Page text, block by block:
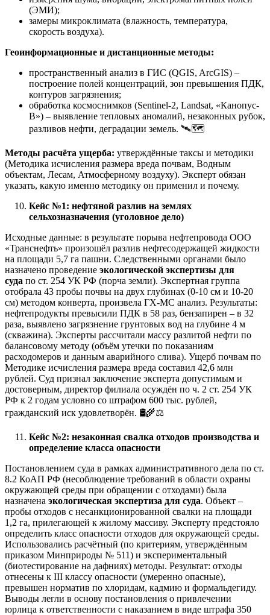
(ЭМИ);
замеры микроклимата (влажность, температура,
скорость воздуха).
Геоинформационные и дистанционные методы:
пространственный анализ в ГИС (QGIS, ArcGIS) –
построение полей концентраций, зон превышения ПДК,
контуров загрязнения;
обработка космоснимков (Sentinel-2, Landsat, «Канопус-
В») – выявление тепловых аномалий, незаконных рубок,
разливов нефти, деградации земель. 🛰️🗺️
Методы расчёта ущерба: утверждённые таксы и методики
(Методика исчисления размера вреда почвам, Водным
объектам, Лесам, Атмосферному воздуху). Эксперт обязан
указать, какую именно методику он применил и почему.
Кейс №1: нефтяной разлив на землях
сельхозназначения (уголовное дело)
Исходные данные: в результате порыва нефтепровода ООО
«Транснефть» произошёл разлив нефтесодержащей жидкости
на площади 5,7 га пашни. Следственными органами было
назначено проведение экологической экспертизы для
суда по ст. 254 УК РФ (порча земли). Экспертная группа
отобрала 43 пробы почвы на двух глубинах (0-10 см и 10-20
см) методом конверта, произвела ГХ-МС анализ. Результаты:
нефтепродукты превысили ПДК в 58 раз, бензапирен – в 32
раза, выявлено загрязнение грунтовых вод на глубине 4 м
(скважина). Эксперты рассчитали массу разлитой нефти по
балансовому методу (объём утечки по показаниям
расходомеров и данным аварийного слива). Ущерб почвам по
Методике исчисления размера вреда составил 42,6 млн
рублей. Суд признал заключение эксперта допустимым и
достоверным, директор филиала осуждён по ч. 2 ст. 254 УК
РФ к 2 годам условно со штрафом 600 тыс. рублей,
гражданский иск удовлетворён. 🛢️🌾⚖️
Кейс №2: незаконная свалка отходов производства и
определение класса опасности
Постановлением суда в рамках административного дела по ст.
8.2 КоАП РФ (несоблюдение требований в области охраны
окружающей среды при обращении с отходами) была
назначена экологическая экспертиза для суда. Объект –
пробы отходов с несанкционированной свалки на площади
1,2 га, прилегающей к жилому массиву. Эксперту предстояло
определить класс опасности отходов для окружающей среды.
Использовались расчётный (по критериям, утверждённым
приказом Минприроды № 511) и экспериментальный
(биотестирование на дафниях) методы. Результат: отходы
отнесены к III классу опасности (умеренно опасные),
превышен норматив по хлоридам, кадмию и формальдегиду.
Выводы легли в основу постановления о привлечении
юрлица к ответственности с наказанием в виде штрафа 350